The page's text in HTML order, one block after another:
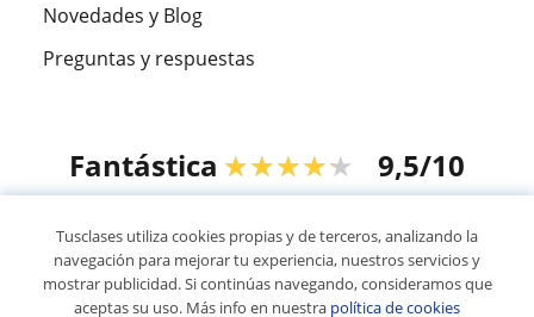
Novedades y Blog
Preguntas y respuestas
Fantástica ★★★★★ 9,5/10
© 2007 - 2026 Tusclases.co
Tusclases utiliza cookies propias y de terceros, analizando la
navegación para mejorar tu experiencia, nuestros servicios y
mostrar publicidad. Si continúas navegando, consideramos que
aceptas su uso. Más info en nuestra política de cookies